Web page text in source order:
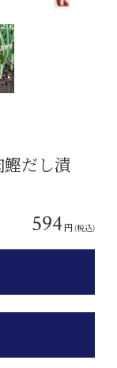
だし漬
594 円(税込)